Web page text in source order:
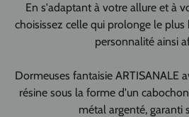
En s'adaptant à votre allure et à
choisissez celle qui prolonge le
personnalité ainsi
Dormeuses fantaisie ARTISANALE
résine sous la forme d'un
métal argenté, garanti